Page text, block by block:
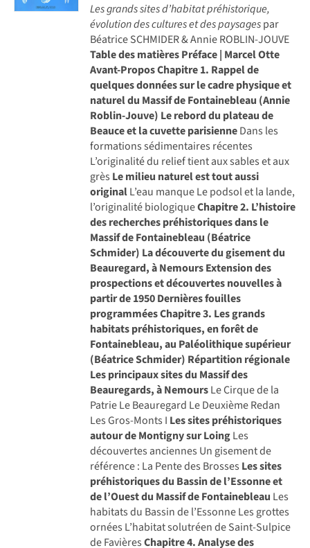
Les grands sites d’habitat préhistorique,
évolution des cultures et des paysagespar
Béatrice SCHMIDER & Annie ROBLIN-JOUVE
Table des matièresPréface | Marcel Otte
Avant-ProposChapitre 1. Rappel de
quelques données sur le cadre physique et
naturel du Massif de Fontainebleau (Annie
Roblin-Jouve) Le rebord du plateau de
Beauce et la cuvette parisienneDans les
formations sédimentaires récentes
L’originalité du relief tient aux sables et aux
grès Le milieu naturel est tout aussi
originalL’eau manque Le podsol et la lande,
l’originalité biologiqueChapitre 2. L’histoire
des recherches préhistoriques dans le
Massif de Fontainebleau (Béatrice
Schmider) La découverte du gisement du
Beauregard, à NemoursExtension des
prospections et découvertes nouvelles à
partir de 1950Dernières fouilles
programméesChapitre 3. Les grands
habitats préhistoriques, en forêt de
Fontainebleau, au Paléolithique supérieur
(Béatrice Schmider) Répartition régionale
Les principaux sites du Massif des
Beauregards, à NemoursLe Cirque de la
Patrie Le Beauregard Le Deuxième Redan
Les Gros-Monts I Les sites préhistoriques
autour de Montigny sur LoingLes
découvertes anciennes Un gisement de
référence : La Pente des Brosses Les sites
préhistoriques du Bassin de l’Essonne et
de l’Ouest du Massif de Fontainebleau Les
habitats du Bassin de l’Essonne Les grottes
ornées L’habitat solutréen de Saint-Sulpice
de FavièresChapitre 4. Analyse des